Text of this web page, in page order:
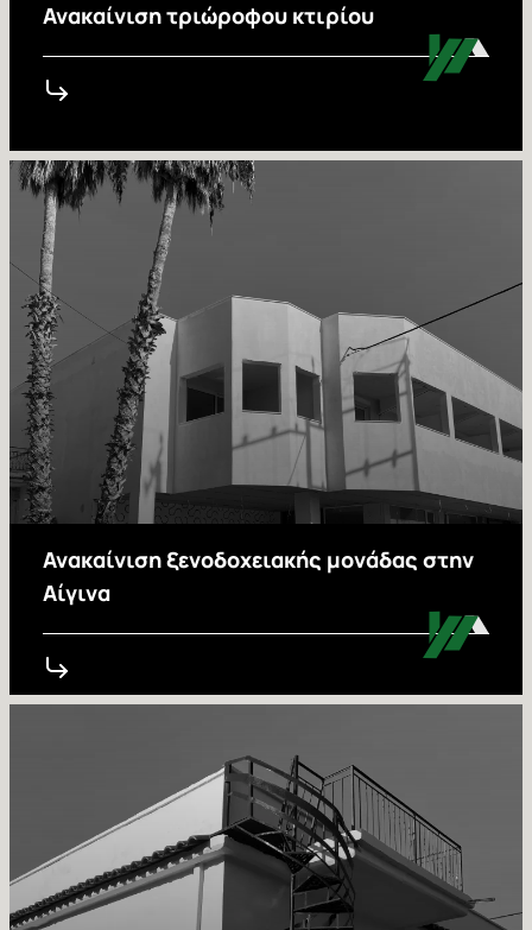
Ανακαίνιση τριώροφου κτιρίου
Ανακαίνιση ξενοδοχειακής μονάδας στην
Αίγινα